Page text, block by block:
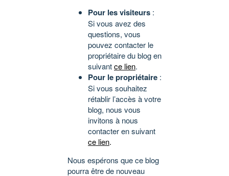
Pour les visiteurs :
Si vous avez des
questions, vous
pouvez contacter le
propriétaire du blog en
suivantce lien.
Pour le propriétaire :
Si vous souhaitez
rétablir l’accès à votre
blog, nous vous
invitons à nous
contacter en suivant
ce lien.
Nous espérons que ce blog
pourra être de nouveau